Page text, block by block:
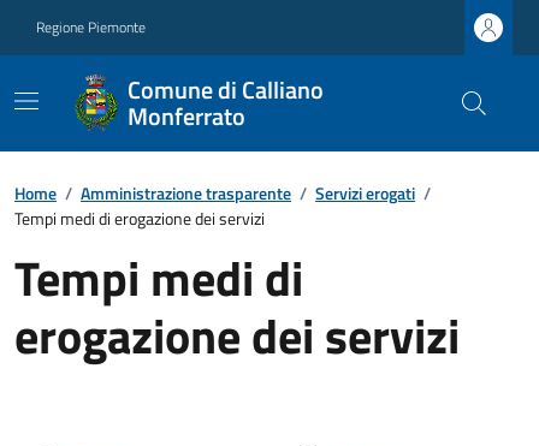
Regione Piemonte
Comune di Calliano
Monferrato
Home / Amministrazione trasparente / Servizi erogati /
Tempi medi di erogazione dei servizi
Tempi medi di
erogazione dei servizi